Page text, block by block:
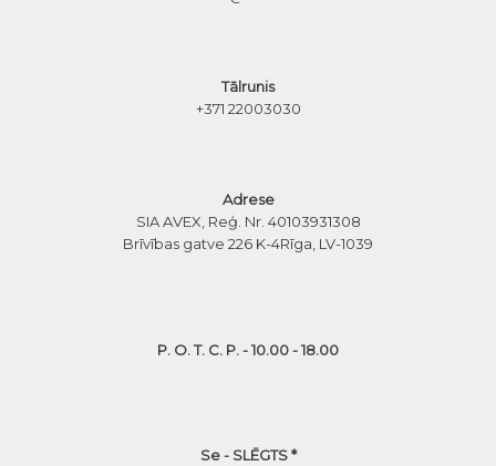
Tālrunis
+371 22003030
Adrese
SIA AVEX, Reģ. Nr. 40103931308
Brīvības gatve 226 K-4Rīga, LV-1039
P. O. T. C. P. - 10.00 - 18.00
Se - SLĒGTS *